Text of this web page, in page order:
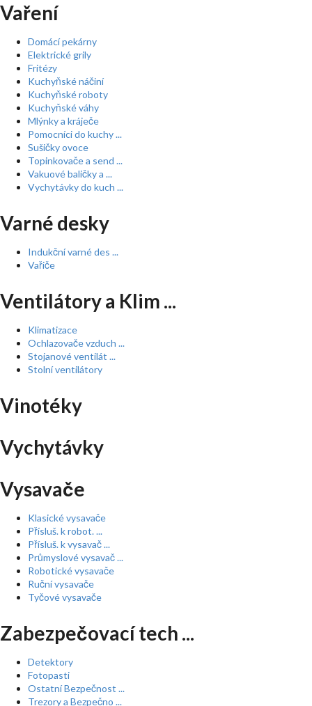
Vaření
Domácí pekárny
Elektrické grily
Fritézy
Kuchyňské náčiní
Kuchyňské roboty
Kuchyňské váhy
Mlýnky a kráječe
Pomocníci do kuchy ...
Sušičky ovoce
Topinkovače a send ...
Vakuové baličky a ...
Vychytávky do kuch ...
Varné desky
Indukční varné des ...
Vařiče
Ventilátory a Klim ...
Klimatizace
Ochlazovače vzduch ...
Stojanové ventilát ...
Stolní ventilátory
Vinotéky
Vychytávky
Vysavače
Klasické vysavače
Přísluš. k robot. ...
Přísluš. k vysavač ...
Průmyslové vysavač ...
Robotické vysavače
Ruční vysavače
Tyčové vysavače
Zabezpečovací tech ...
Detektory
Fotopasti
Ostatní Bezpečnost ...
Trezory a Bezpečno ...